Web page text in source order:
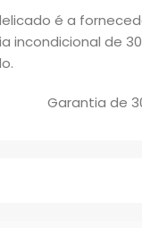
é a
incondicional de